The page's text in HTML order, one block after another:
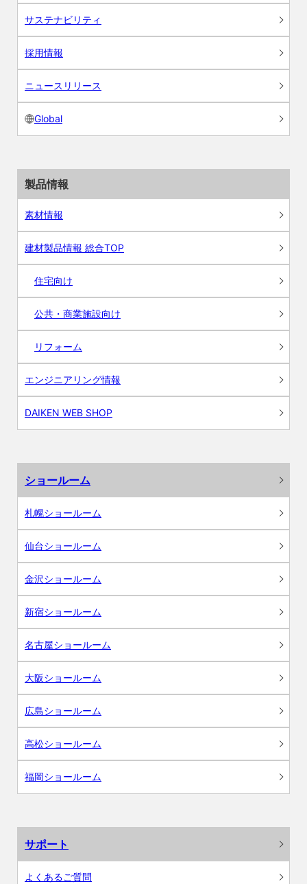
サステナビリティ
採用情報
ニュースリリース
Global
製品情報
素材情報
建材製品情報 総合TOP
住宅向け
公共・商業施設向け
リフォーム
エンジニアリング情報
DAIKEN WEB SHOP
ショールーム
札幌ショールーム
仙台ショールーム
金沢ショールーム
新宿ショールーム
名古屋ショールーム
大阪ショールーム
広島ショールーム
高松ショールーム
福岡ショールーム
サポート
よくあるご質問